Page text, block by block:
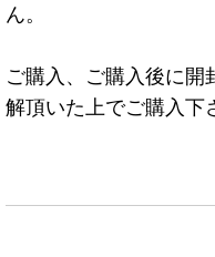
ん。
ご購入、ご購入後に開
解頂いた上でご購入下